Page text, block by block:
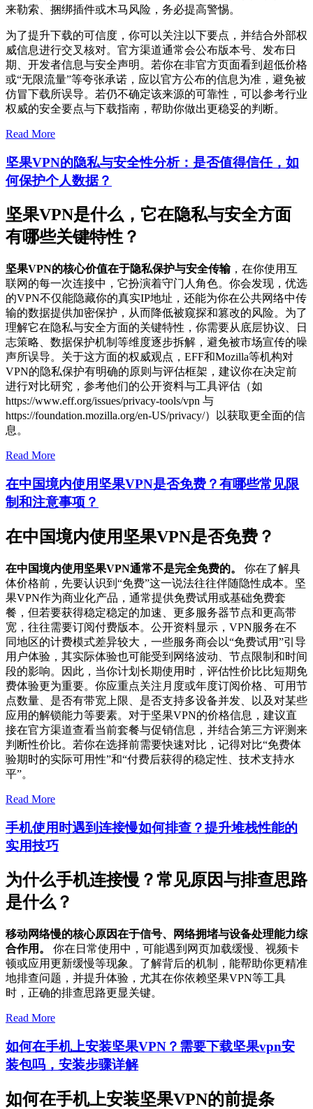
来勒索、捆绑插件或木马风险，务必提高警惕。
为了提升下载的可信度，你可以关注以下要点，并结合外部权
威信息进行交叉核对。官方渠道通常会公布版本号、发布日
期、开发者信息与安全声明。若你在非官方页面看到超低价格
或“无限流量”等夸张承诺，应以官方公布的信息为准，避免被
仿冒下载所误导。若仍不确定该来源的可靠性，可以参考行业
权威的安全要点与下载指南，帮助你做出更稳妥的判断。
Read More
坚果VPN的隐私与安全性分析：是否值得信任，如
何保护个人数据？
坚果VPN是什么，它在隐私与安全方面
有哪些关键特性？
坚果VPN的核心价值在于隐私保护与安全传输，在你使用互
联网的每一次连接中，它扮演着守门人角色。你会发现，优选
的VPN不仅能隐藏你的真实IP地址，还能为你在公共网络中传
输的数据提供加密保护，从而降低被窥探和篡改的风险。为了
理解它在隐私与安全方面的关键特性，你需要从底层协议、日
志策略、数据保护机制等维度逐步拆解，避免被市场宣传的噪
声所误导。关于这方面的权威观点，EFF和Mozilla等机构对
VPN的隐私保护有明确的原则与评估框架，建议你在决定前
进行对比研究，参考他们的公开资料与工具评估（如
https://www.eff.org/issues/privacy-tools/vpn 与
https://foundation.mozilla.org/en-US/privacy/）以获取更全面的信
息。
Read More
在中国境内使用坚果VPN是否免费？有哪些常见限
制和注意事项？
在中国境内使用坚果VPN是否免费？
在中国境内使用坚果VPN通常不是完全免费的。
你在了解具
体价格前，先要认识到“免费”这一说法往往伴随隐性成本。坚
果VPN作为商业化产品，通常提供免费试用或基础免费套
餐，但若要获得稳定稳定的加速、更多服务器节点和更高带
宽，往往需要订阅付费版本。公开资料显示，VPN服务在不
同地区的计费模式差异较大，一些服务商会以“免费试用”引导
用户体验，其实际体验也可能受到网络波动、节点限制和时间
段的影响。因此，当你计划长期使用时，评估性价比比短期免
费体验更为重要。你应重点关注月度或年度订阅价格、可用节
点数量、是否有带宽上限、是否支持多设备并发、以及对某些
应用的解锁能力等要素。对于坚果VPN的价格信息，建议直
接在官方渠道查看当前套餐与促销信息，并结合第三方评测来
判断性价比。若你在选择前需要快速对比，记得对比“免费体
验期时的实际可用性”和“付费后获得的稳定性、技术支持水
平”。
Read More
手机使用时遇到连接慢如何排查？提升堆栈性能的
实用技巧
为什么手机连接慢？常见原因与排查思路
是什么？
移动网络慢的核心原因在于信号、网络拥堵与设备处理能力综
合作用。
你在日常使用中，可能遇到网页加载缓慢、视频卡
顿或应用更新缓慢等现象。了解背后的机制，能帮助你更精准
地排查问题，并提升体验，尤其在你依赖坚果VPN等工具
时，正确的排查思路更显关键。
Read More
如何在手机上安装坚果VPN？需要下载坚果vpn安
装包吗，安装步骤详解
如何在手机上安装坚果VPN的前提条